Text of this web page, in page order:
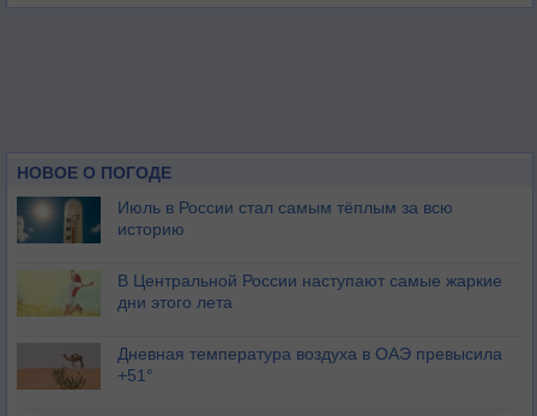
НОВОЕ О ПОГОДЕ
Июль в России стал самым тёплым за всю
историю
В Центральной России наступают самые жаркие
дни этого лета
Дневная температура воздуха в ОАЭ превысила
+51°